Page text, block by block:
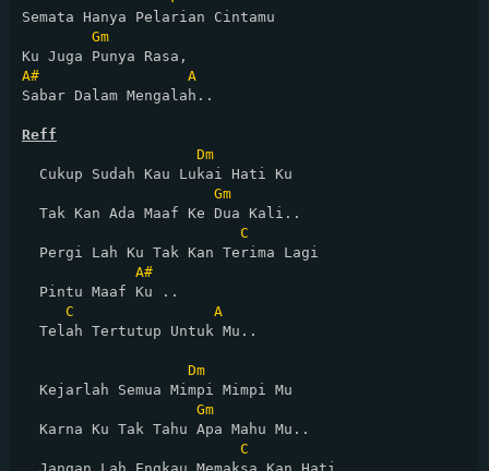
Semata Hanya Pelarian Cintamu
Gm
A#
A
Sabar Dalam Mengalah..
Reff
Dm
  Cukup Sudah Kau Lukai Hati Ku
Gm
  Tak Kan Ada Maaf Ke Dua Kali..
C
  Pergi Lah Ku Tak Kan Terima Lagi
A#
  Pintu Maaf Ku ..
C
A
  Telah Tertutup Untuk Mu..
Dm
  Kejarlah Semua Mimpi Mimpi Mu
Gm
  Karna Ku Tak Tahu Apa Mahu Mu..
C